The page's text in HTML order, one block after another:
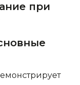
при